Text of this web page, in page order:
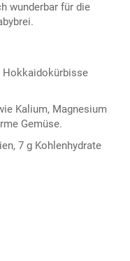
wunderbar für die
Hokkaidokürbisse
Kalium, Magnesium
Gemüse.
7 g Kohlenhydrate